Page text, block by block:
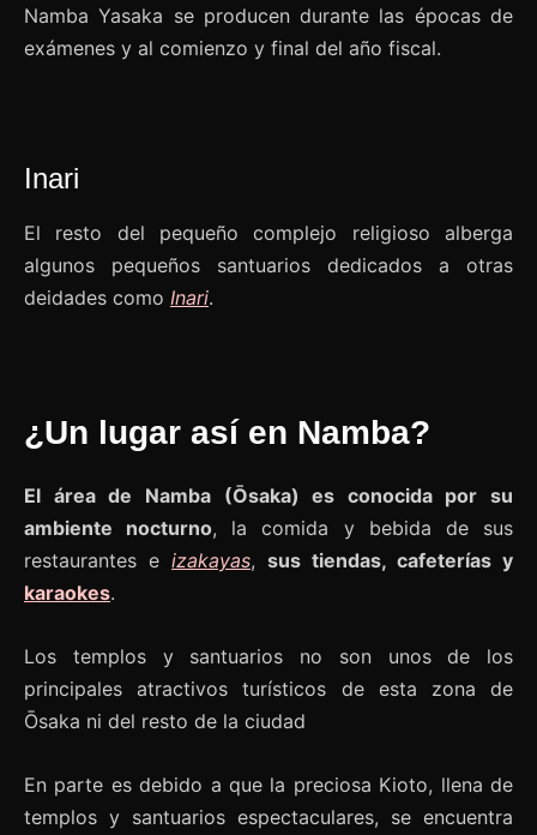
Namba Yasaka se producen durante las épocas de
exámenes y al comienzo y final del año fiscal.
Inari
El resto del pequeño complejo religioso alberga
algunos pequeños santuarios dedicados a otras
deidades como Inari.
¿Un lugar así en Namba?
El área de Namba (Ōsaka) es conocida por su
ambiente nocturno, la comida y bebida de sus
restaurantes e izakayas, sus tiendas, cafeterías y
karaokes.
Los templos y santuarios no son unos de los
principales atractivos turísticos de esta zona de
Ōsaka ni del resto de la ciudad
En parte es debido a que la preciosa Kioto, llena de
templos y santuarios espectaculares, se encuentra